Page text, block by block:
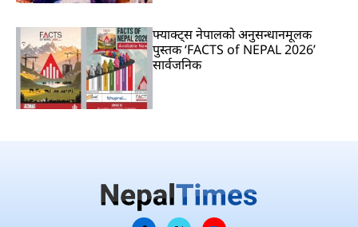
फ्याक्ट्स नेपालको अनुसन्धानमूलक
पुस्तक ‘FACTS of NEPAL 2026’
सार्वजनिक